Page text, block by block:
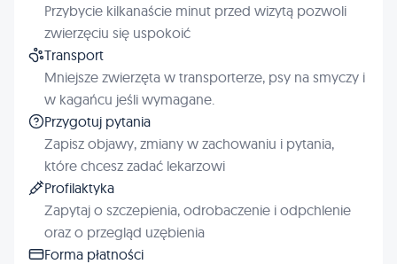
Przybycie kilkanaście minut przed wizytą pozwoli
zwierzęciu się uspokoić
Transport
Mniejsze zwierzęta w transporterze, psy na smyczy i
w kagańcu jeśli wymagane.
Przygotuj pytania
Zapisz objawy, zmiany w zachowaniu i pytania,
które chcesz zadać lekarzowi
Profilaktyka
Zapytaj o szczepienia, odrobaczenie i odpchlenie
oraz o przegląd uzębienia
Forma płatności